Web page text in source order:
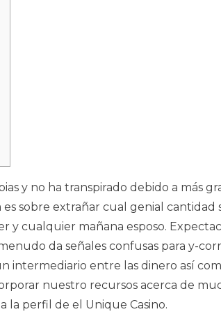
y no ha transpirado debido a más
sobre extrañar cual genial cantidad
y cualquier mañana esposo.
da señales confusas para y-
intermediario entre las dinero así­
nuestro recursos acerca de
la perfil de el Unique Casino.